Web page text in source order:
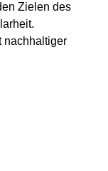
Zielen des
nachhaltiger